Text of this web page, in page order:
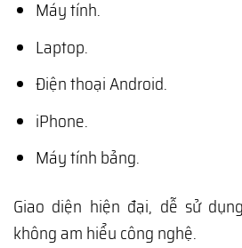
Máy tính.
Laptop.
Điện thoại Android.
iPhone.
Máy tính bảng.
Giao diện hiện đại, dễ sử
không am hiểu công nghệ.